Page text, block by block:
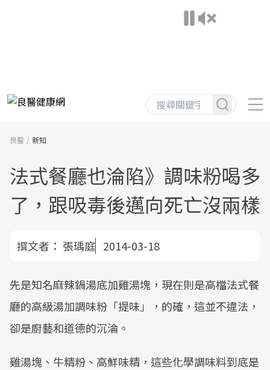
良醫 新知
法式餐廳也淪陷》調味粉喝多
了，跟吸毒後邁向死亡沒兩樣
撰文者： 張瑀庭 2014-03-18
先是知名麻辣鍋湯底加雞湯塊，現在則是高檔法式餐
廳的高級湯加調味粉「提味」，的確，這並不違法，
卻是廚藝和道德的沉淪。
雞湯塊、牛精粉、高鮮味精，這些化學調味料到底是